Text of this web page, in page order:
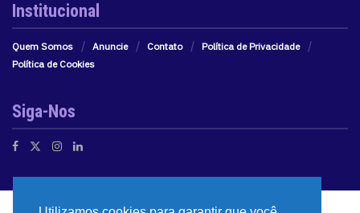
Institucional
Quem Somos Anuncie Contato
Política de Privacidade
Política de Cookies
Siga-Nos